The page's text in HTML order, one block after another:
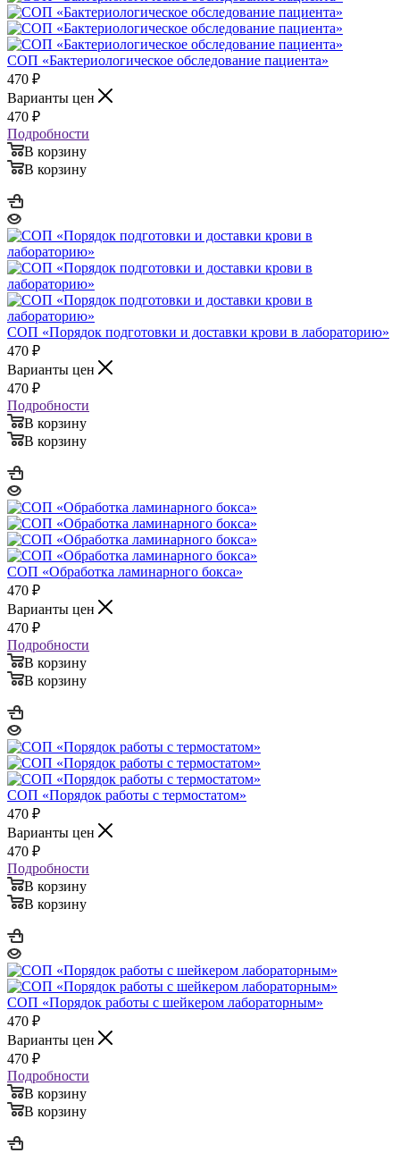
СОП «Бактериологическое обследование пациента»
470 ₽
Варианты цен
470 ₽
Подробности
В корзину
В корзину
СОП «Порядок подготовки и доставки крови в лабораторию»
470 ₽
Варианты цен
470 ₽
Подробности
В корзину
В корзину
СОП «Обработка ламинарного бокса»
470 ₽
Варианты цен
470 ₽
Подробности
В корзину
В корзину
СОП «Порядок работы с термостатом»
470 ₽
Варианты цен
470 ₽
Подробности
В корзину
В корзину
СОП «Порядок работы с шейкером лабораторным»
470 ₽
Варианты цен
470 ₽
Подробности
В корзину
В корзину